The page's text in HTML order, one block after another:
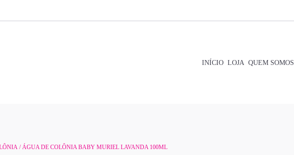
INÍCIO LOJA QUEM SOMOS
/ ÁGUA DE COLÔNIA BABY MURIEL LAVANDA 100ML